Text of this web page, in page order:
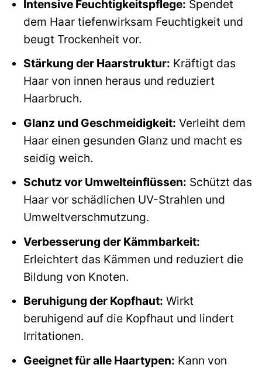
Intensive Feuchtigkeitspflege: Spendet
dem Haar tiefenwirksam Feuchtigkeit und
beugt Trockenheit vor.
Stärkung der Haarstruktur: Kräftigt das
Haar von innen heraus und reduziert
Haarbruch.
Glanz und Geschmeidigkeit: Verleiht dem
Haar einen gesunden Glanz und macht es
seidig weich.
Schutz vor Umwelteinflüssen: Schützt das
Haar vor schädlichen UV-Strahlen und
Umweltverschmutzung.
Verbesserung der Kämmbarkeit:
Erleichtert das Kämmen und reduziert die
Bildung von Knoten.
Beruhigung der Kopfhaut: Wirkt
beruhigend auf die Kopfhaut und lindert
Irritationen.
Geeignet für alle Haartypen: Kann von